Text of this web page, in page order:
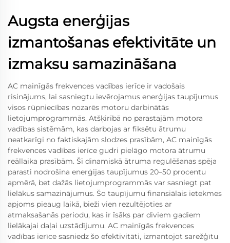
Augsta enerģijas
izmantošanas efektivitāte un
izmaksu samazināšana
AC mainīgās frekvences vadības ierīce ir vadošais
risinājums, lai sasniegtu ievērojamus enerģijas taupījumus
visos rūpniecības nozarēs motoru darbinātās
lietojumprogrammās. Atšķirībā no parastajām motora
vadības sistēmām, kas darbojas ar fiksētu ātrumu
neatkarīgi no faktiskajām slodzes prasībām, AC mainīgās
frekvences vadības ierīce gudri pielāgo motora ātrumu
reāllaika prasībām. Šī dinamiskā ātruma regulēšanas spēja
parasti nodrošina enerģijas taupījumus 20–50 procentu
apmērā, bet dažās lietojumprogrammās var sasniegt pat
lielākus samazinājumus. Šo taupījumu finansiālais ietekmes
apjoms pieaug laikā, bieži vien rezultējoties ar
atmaksašanās periodu, kas ir īsāks par diviem gadiem
lielākajai daļai uzstādījumu. AC mainīgās frekvences
vadības ierīce sasniedz šo efektivitāti, izmantojot sarežģītu